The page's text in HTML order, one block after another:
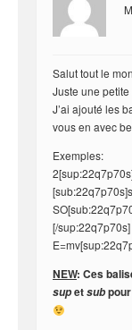
Salut tout le
Juste une petite
J’ai ajouté les
vous en avec
Exemples:
[/sup:22q7p70s]
NEW: Ces
supetsubpour